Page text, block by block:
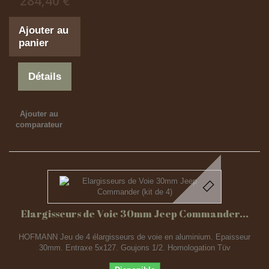
Ajouter au
panier
Détails
Ajouter au
comparateur
Elargisseurs de Voie 30mm Jeep Commander...
HOFMANN Jeu de 4 élargisseurs de voie en aluminium. Epaisseur
30mm. Entraxe 5x127. Goujons 1/2. Homologation Tüv